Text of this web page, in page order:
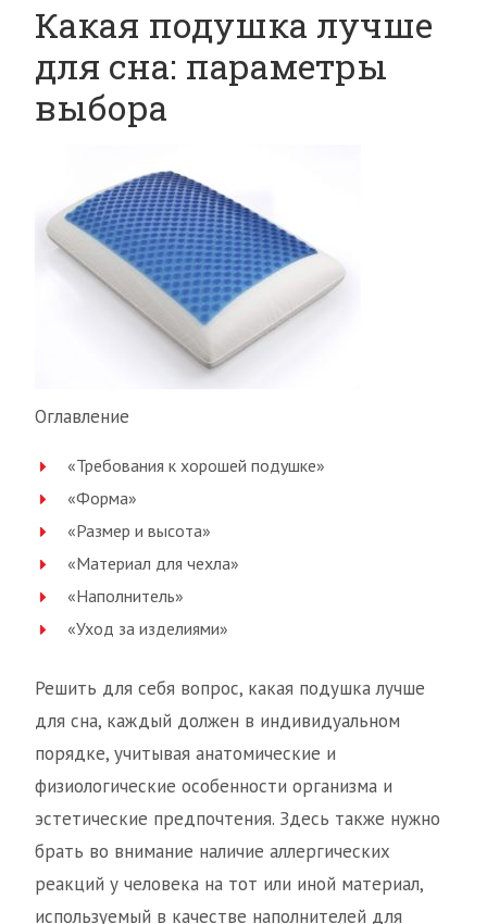
Какая подушка лучше
для сна: параметры
выбора
Оглавление
«Требования к хорошей подушке»
«Форма»
«Размер и высота»
«Материал для чехла»
«Наполнитель»
«Уход за изделиями»
Решить для себя вопрос, какая подушка лучше
для сна, каждый должен в индивидуальном
порядке, учитывая анатомические и
физиологические особенности организма и
эстетические предпочтения. Здесь также нужно
брать во внимание наличие аллергических
реакций у человека на тот или иной материал,
используемый в качестве наполнителей для